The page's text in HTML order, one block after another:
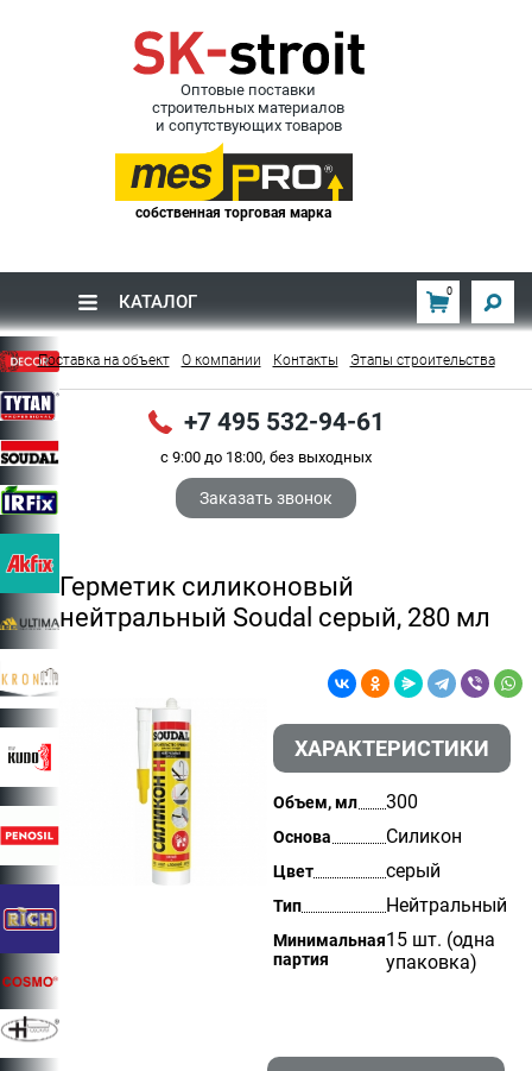
Оптовые поставки
строительных материалов
и сопутствующих товаров
собственная торговая марка
КАТАЛОГ 0
Поставка на объект О компании Контакты Этапы строительства
+7 495 532-94-61
с 9:00 до 18:00, без выходных
Заказать звонок
Герметик силиконовый
нейтральный Soudal серый, 280 мл
ХАРАКТЕРИСТИКИ
Объем, мл 300
Основа Силикон
Цвет серый
Тип Нейтральный
Минимальная
партия
15 шт. (одна
упаковка)